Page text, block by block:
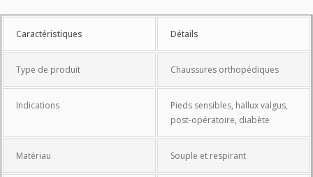
Caractéristiques
Caractéristiques Détails
Type de produit Chaussures orthopédiques
Indications
Pieds sensibles, hallux valgus,
post-opératoire, diabète
Matériau Souple et respirant